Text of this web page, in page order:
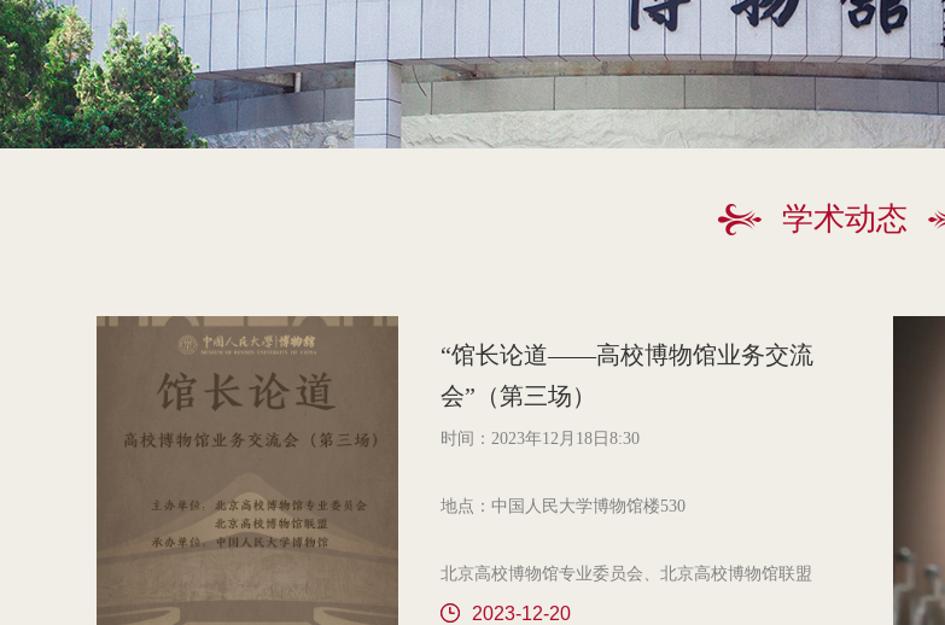
学术动态
“馆长论道——高校博物馆业务交流
会”（第三场）
时间：2023年12月18日8:30
地点：中国人民大学博物馆楼530
北京高校博物馆专业委员会、北京高校博物馆联盟
主办，中国人民大学博物馆承办
2023-12-20